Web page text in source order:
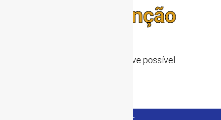
Manutenção
Voltaremos o mais breve possível